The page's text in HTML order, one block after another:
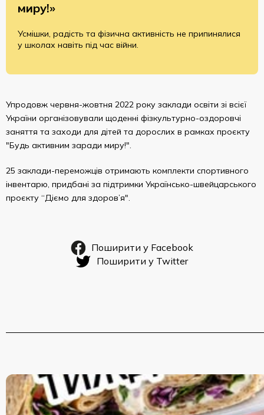
миру!»
Усмішки, радість та фізична активність не припинялися
у школах навіть під час війни.
Упродовж червня-жовтня 2022 року заклади освіти зі всієї
України організовували щоденні фізкультурно-оздоровчі
заняття та заходи для дітей та дорослих в рамках проєкту
"Будь активним заради миру!".
25 заклади-переможців отримають комплекти спортивного
інвентарю, придбані за підтримки Українсько-швейцарського
проєкту “Діємо для здоров’я".
Поширити у Facebook
Поширити у Twitter